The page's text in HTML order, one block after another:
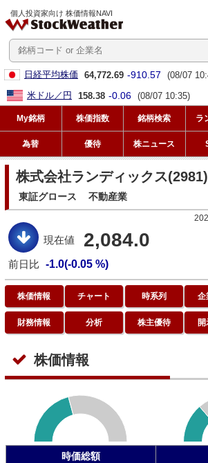
個人投資家向け 株価情報NAVI
日経平均株価 64,772.69 -910.57
(08/07
米ドル／円
158.38 -0.06 (08/07 10:35)
My銘柄 株価指数 銘柄検索 ラ
為替 優待 株ニュース
株式会社ランディックス(2981)
東証グロース 不動産業
現在値 2,084.0
前日比 -1.0(-0.05 %)
株価情報 チャート 時系列 企
財務情報 分析 株主優待
株価情報
時価総額